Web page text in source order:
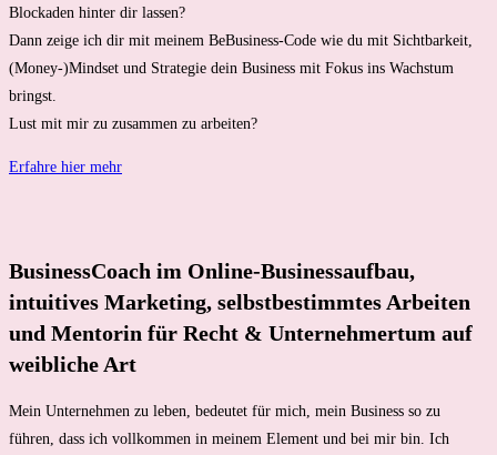
Blockaden hinter dir lassen?
Dann zeige ich dir mit meinem BeBusiness-Code wie du mit Sichtbarkeit,
(Money-)Mindset und Strategie dein Business mit Fokus ins Wachstum
bringst.
Lust mit mir zu zusammen zu arbeiten?
Erfahre hier mehr
BusinessCoach im Online-Businessaufbau,
intuitives Marketing, selbstbestimmtes Arbeiten
und Mentorin für Recht & Unternehmertum auf
weibliche Art
Mein Unternehmen zu leben, bedeutet für mich, mein Business so zu
führen, dass ich vollkommen in meinem Element und bei mir bin. Ich